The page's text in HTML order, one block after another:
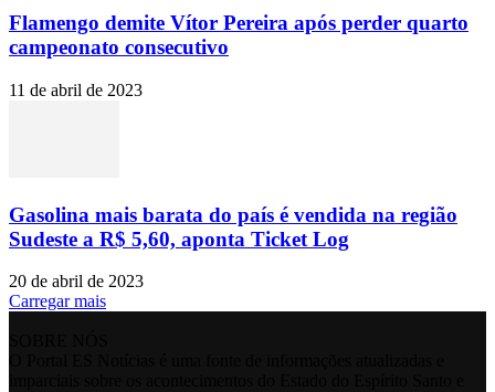
Flamengo demite Vítor Pereira após perder quarto
campeonato consecutivo
11 de abril de 2023
Gasolina mais barata do país é vendida na região
Sudeste a R$ 5,60, aponta Ticket Log
20 de abril de 2023
Carregar mais